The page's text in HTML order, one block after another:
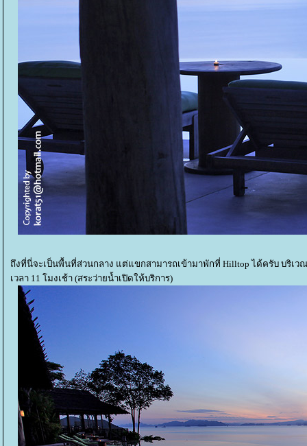
ถึงที่นี่จะเป็นพื้นที่ส่วนกลาง แต่แขกสามารถเข้ามาพักที่ Hilltop ได้ครับ บริเ
เวลา 11 โมงเช้า (สระว่ายน้ำเปิดให้บริการ)